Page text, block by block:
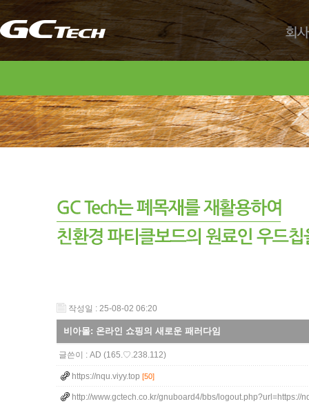
회사
작성일 : 25-08-02 06:20
비아몰: 온라인 쇼핑의 새로운 패러다임
글쓴이 : AD (165.♡.238.112)
https://nqu.viyy.top [50]
http://www.gctech.co.kr/gnuboard4/bbs/logout.php?url=https://